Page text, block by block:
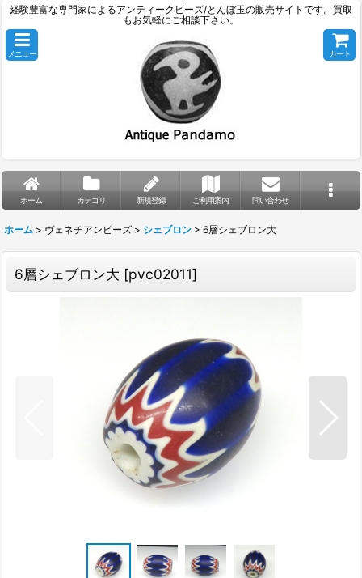
経験豊富な専門家によるアンティークビーズ/とんぼ玉の販売サイトです。買取
もお気軽にご相談下さい。
メニュー カート
ホーム カテゴリ 新規登録 ご利用案内 問い合わせ
ホーム > ヴェネチアンビーズ > シェブロン > 6層シェブロン大
6層シェブロン大 [pvc02011]